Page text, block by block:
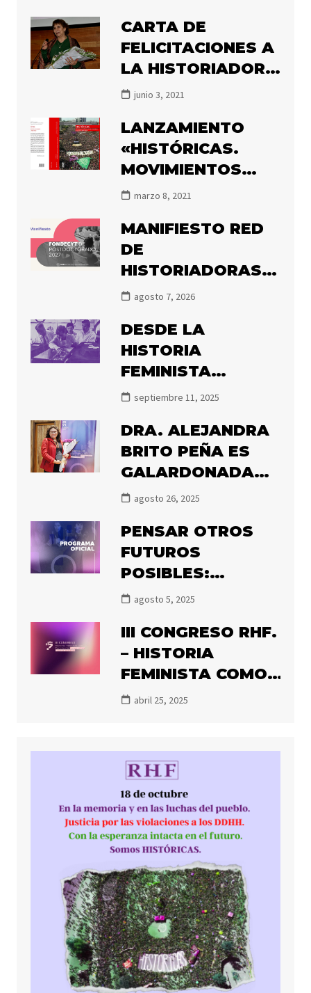
CARTA DE
FELICITACIONES A
LA HISTORIADORA
MARÍA ANGÉLICA
PREMIO ATENEA
2020
junio 3, 2021
LANZAMIENTO
«HISTÓRICAS.
MOVIMIENTOS
FEMINISTAS Y DE
CHILE, 1850-2020»
marzo 8, 2021
MANIFIESTO RED
DE
HISTORIADORAS
FEMINISTAS
PRIORITARIAS DE
CONCURSO
FONDECYT
POSTDOCTORAL
agosto 7, 2026
DESDE LA
HISTORIA
FEMINISTA
DECIMOS NUNCA
septiembre 11, 2025
DRA. ALEJANDRA
BRITO PEÑA ES
GALARDONADA
CON EL PREMIO
2025
agosto 26, 2025
PENSAR OTROS
FUTUROS
POSIBLES:
PRONTO
CONGRESO DE
HISTORIADORAS
FEMINISTAS
agosto 5, 2025
III CONGRESO RHF.
– HISTORIA
FEMINISTA COMO
RESISTENCIA:
POSIBLES
abril 25, 2025